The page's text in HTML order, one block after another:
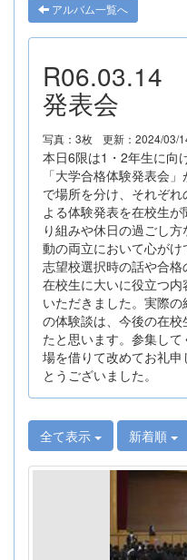
アルバム一覧へ
R06.03.14
発表会
写真：3枚 更新：2024/03/
本日6限は1・2年生に向
「大学合格体験発表会
で場所を分け、それぞ
よる体験発表を在校生
り組みや休日の過ごし
動の両立において心がけ
志望校選択時の話や合格
在校生に大いに役立つ
いただきました。実際
の体験談は、今後の在
たと思います。参集し
場を借りて改めてお礼
とうございました。
全て表示 新着順